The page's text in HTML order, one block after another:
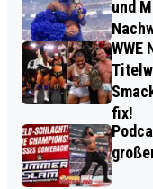
und
WWE
fix!